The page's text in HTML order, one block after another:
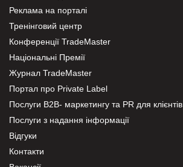
Реклама на порталі
Тренінговий центр
Конференції TradeMaster
Національні Премії
Журнал TradeMaster
Портал про Private Label
Послуги В2В- маркетингу та PR для клієнтів
Послуги з надання інформації
Відгуки
Контакти